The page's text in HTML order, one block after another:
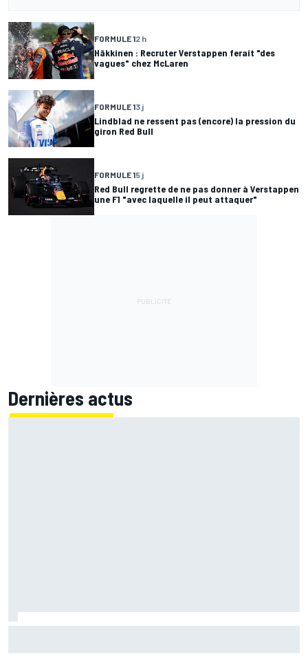
FORMULE 12 h
Häkkinen : Recruter Verstappen ferait "des
vagues" chez McLaren
FORMULE 13 j
Lindblad ne ressent pas (encore) la pression du
giron Red Bull
FORMULE 15 j
Red Bull regrette de ne pas donner à Verstappen
une F1 "avec laquelle il peut attaquer"
Dernières actus